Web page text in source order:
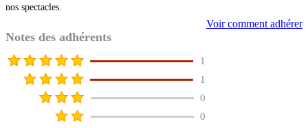
nos spectacles.
Voir comment adhérer
Notes des adhérents
1
1
0
0